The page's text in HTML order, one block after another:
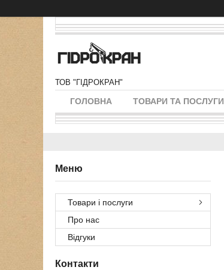
ТОВ "ГІДРОКРАН"
ГОЛОВНА ТОВАРИ ТА ПОСЛУГИ
Товари і послуги
Про нас
Відгуки
Контакти